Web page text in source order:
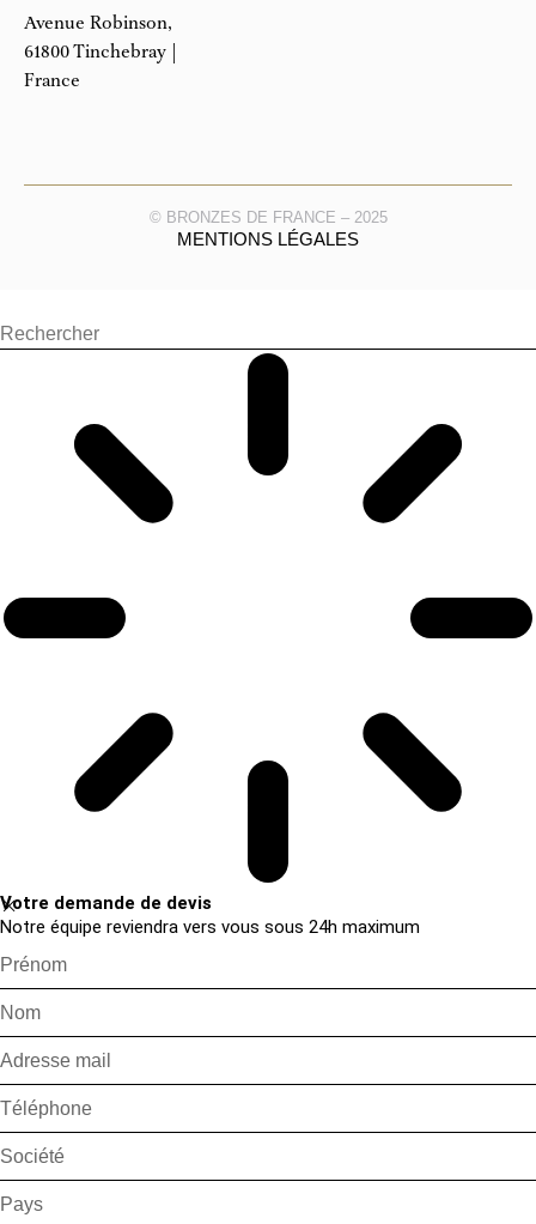
Avenue Robinson,
61800 Tinchebray |
France
© BRONZES DE FRANCE – 2025
MENTIONS LÉGALES
Votre demande de devis
Notre équipe reviendra vers vous sous 24h maximum